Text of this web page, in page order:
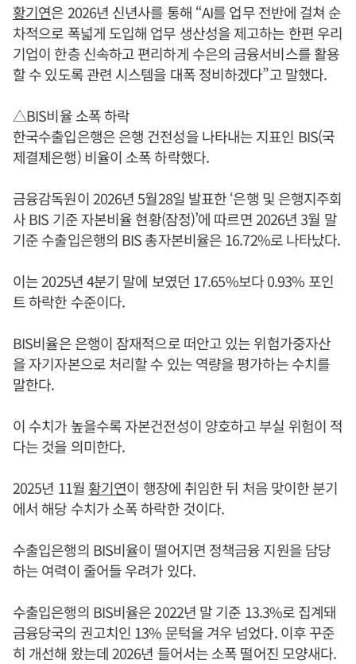
황기연은 2026년 신년사를 통해 “AI를 업무 전반에 걸쳐 순
차적으로 폭넓게 도입해 업무 생산성을 제고하는 한편 우리
기업이 한층 신속하고 편리하게 수은의 금융서비스를 활용
할 수 있도록 관련 시스템을 대폭 정비하겠다”고 말했다.
△BIS비율 소폭 하락
한국수출입은행은 은행 건전성을 나타내는 지표인 BIS(국
제결제은행) 비율이 소폭 하락했다.
금융감독원이 2026년 5월28일 발표한 ‘은행 및 은행지주회
사 BIS 기준 자본비율 현황(잠정)’에 따르면 2026년 3월 말
기준 수출입은행의 BIS 총자본비율은 16.72%로 나타났다.
이는 2025년 4분기 말에 보였던 17.65%보다 0.93% 포인
트 하락한 수준이다.
BIS비율은 은행이 잠재적으로 떠안고 있는 위험가중자산
을 자기자본으로 처리할 수 있는 역량을 평가하는 수치를
말한다.
이 수치가 높을수록 자본건전성이 양호하고 부실 위험이 적
다는 것을 의미한다.
2025년 11월 황기연이 행장에 취임한 뒤 처음 맞이한 분기
에서 해당 수치가 소폭 하락한 것이다.
수출입은행의 BIS비율이 떨어지면 정책금융 지원을 담당
하는 여력이 줄어들 우려가 있다.
수출입은행의 BIS비율은 2022년 말 기준 13.3%로 집계돼
금융당국의 권고치인 13% 문턱을 겨우 넘었다. 이후 꾸준
히 개선해 왔는데 2026년 들어서는 소폭 떨어진 모양새다.